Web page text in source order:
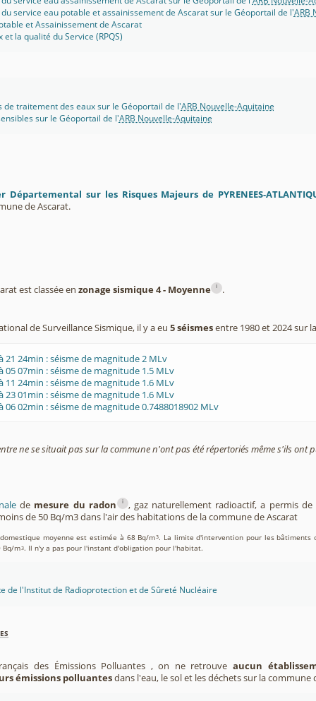
service eau potable et assainissement de Ascarat sur le Géoportail de l'ARB
et Assainissement de Ascarat
la qualité du Service (RPQS)
de traitement des eaux sur le Géoportail de l'ARB Nouvelle-Aquitaine
sur le Géoportail de l'ARB Nouvelle-Aquitaine
Départemental sur les Risques Majeurs de PYRENEES-
de Ascarat.
est classée en zonage sismique 4 - Moyenne i .
de Surveillance Sismique, il y a eu 5 séismesentre 1980 et 2024 sur
21 24min : séisme de magnitude 2 MLv
05 07min : séisme de magnitude 1.5 MLv
11 24min : séisme de magnitude 1.6 MLv
23 01min : séisme de magnitude 1.6 MLv
06 02min : séisme de magnitude 0.7488018902 MLv
ne se situait pas sur la commune n'ont pas été répertoriés même s'ils ont
de mesure du radon i
, gaz naturellement radioactif, a permis
de 50 Bq/m3 dans l'air des habitations de la commune de Ascarat
moyenne est estimée à 68 Bq/m3. La limite d'intervention pour les bâtiments
Bq/m3. Il n'y a pas pour l'instant d'obligation pour l'habitat.
de l'Institut de Radioprotection et de Sûreté Nucléaire
des Émissions Polluantes , on ne retrouveaucun
émissions polluantesdans l'eau, le sol et les déchets sur la commune